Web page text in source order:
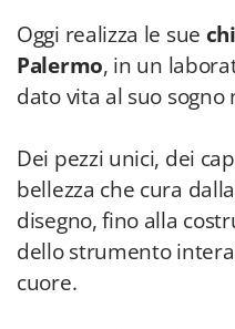
Oggi realizza le sue
Palermo, in un
dato vita al suo sogno
Dei pezzi unici, dei
bellezza che cura
disegno, fino alla
dello strumento
cuore.